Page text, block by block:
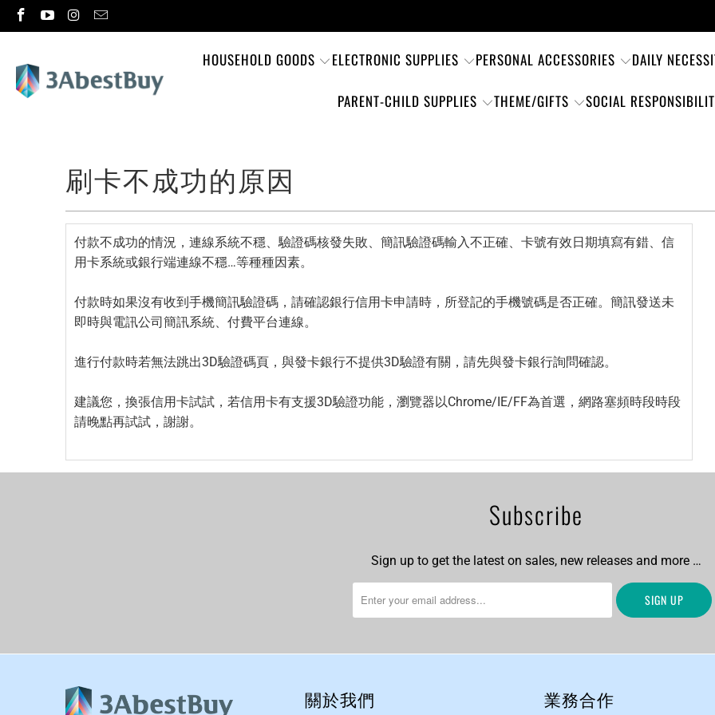
HOUSEHOLD GOODS ELECTRONIC SUPPLIES PERSONAL ACCESSORIES DAILY
PARENT-CHILD SUPPLIES THEME/GIFTS SOCIAL
刷卡不成功的原因
付款不成功的情況，連線系統不穩、驗證碼核發失敗、簡訊驗證碼輸入不正確、卡號有效日期填寫有錯、信
用卡系統或銀行端連線不穩…等種種因素。
付款時如果沒有收到手機簡訊驗證碼，請確認銀行信用卡申請時，所登記的手機號碼是否正確。簡訊發送未
即時與電訊公司簡訊系統、付費平台連線。
進行付款時若無法跳出3D驗證碼頁，與發卡銀行不提供3D驗證有關，請先與發卡銀行詢問確認。
建議您，換張信用卡試試，若信用卡有支援3D驗證功能，瀏覽器以Chrome/IE/FF為首選，網路塞頻時段時段
請晚點再試試，謝謝。
Subscribe
Sign up to get the latest on sales, new releases and more …
關於我們 業務合作